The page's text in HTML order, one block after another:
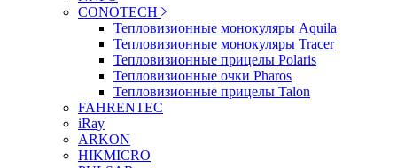
CONOTECH
Тепловизионные монокуляры Aquila
Тепловизионные монокуляры Tracer
Тепловизионные прицелы Polaris
Тепловизионные очки Pharos
Тепловизионные прицелы Talon
FAHRENTEC
iRay
ARKON
HIKMICRO